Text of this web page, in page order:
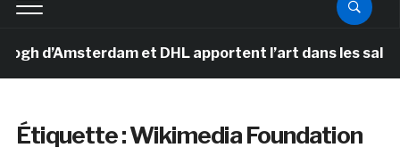
d’Amsterdam et DHL apportent l’art dans les salles
Étiquette :Wikimedia Foundation